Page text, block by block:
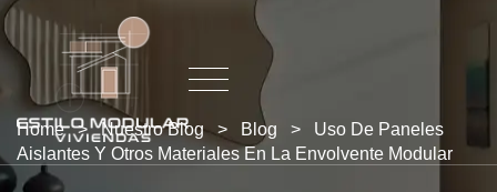
Home > Nuestro Blog > Blog >
Uso De Paneles
Aislantes Y Otros Materiales En La Envolvente Modular